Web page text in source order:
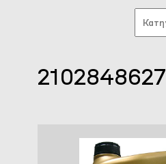
2102848627